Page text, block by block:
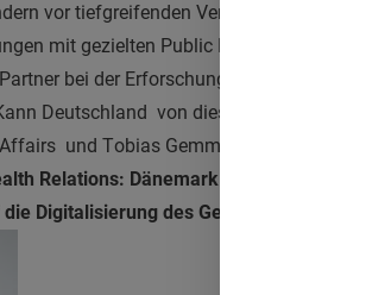
vor tiefgreifenden Veränderungen. In
mit gezielten Public Private Partnerships
bei der Erforschung verschiedener
Deutschland von diesen Erfahrungen
und Tobias Gemmel, Senior Director
Relations: Dänemark hat eine lange
Digitalisierung des Gesundheitswesens